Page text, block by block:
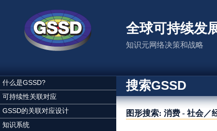
全球可持续发
知识元网络决策和战略
什么是GSSD?
可持续性关联对应
GSSD的关联对应设计
知识系统
搜索GSSD
图形搜索: 消费 - 社会／